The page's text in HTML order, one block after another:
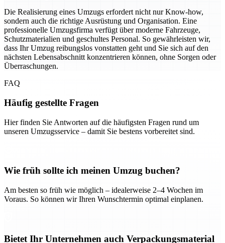
Die Realisierung eines Umzugs erfordert nicht nur Know-how,
sondern auch die richtige Ausrüstung und Organisation. Eine
professionelle Umzugsfirma verfügt über moderne Fahrzeuge,
Schutzmaterialien und geschultes Personal. So gewährleisten wir,
dass Ihr Umzug reibungslos vonstatten geht und Sie sich auf den
nächsten Lebensabschnitt konzentrieren können, ohne Sorgen oder
Überraschungen.
FAQ
Häufig gestellte Fragen
Hier finden Sie Antworten auf die häufigsten Fragen rund um
unseren Umzugsservice – damit Sie bestens vorbereitet sind.
Wie früh sollte ich meinen Umzug buchen?
Am besten so früh wie möglich – idealerweise 2–4 Wochen im
Voraus. So können wir Ihren Wunschtermin optimal einplanen.
Bietet Ihr Unternehmen auch Verpackungsmaterial